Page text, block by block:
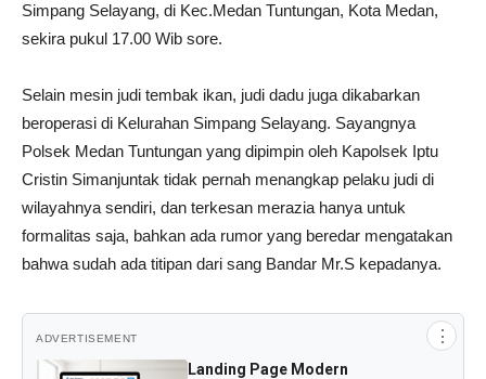
Simpang Selayang, di Kec.Medan Tuntungan, Kota Medan,
sekira pukul 17.00 Wib sore.
Selain mesin judi tembak ikan, judi dadu juga dikabarkan
beroperasi di Kelurahan Simpang Selayang. Sayangnya
Polsek Medan Tuntungan yang dipimpin oleh Kapolsek Iptu
Cristin Simanjuntak tidak pernah menangkap pelaku judi di
wilayahnya sendiri, dan terkesan merazia hanya untuk
formalitas saja, bahkan ada rumor yang beredar mengatakan
bahwa sudah ada titipan dari sang Bandar Mr.S kepadanya.
ADVERTISEMENT ⋮
Landing Page Modern